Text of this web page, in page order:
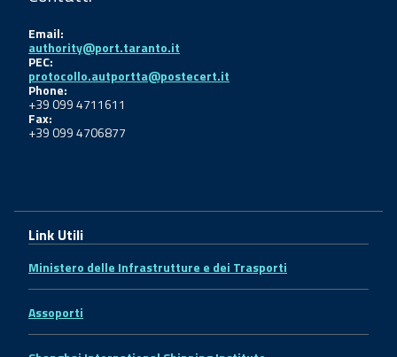
Email:
authority@port.taranto.it
PEC:
protocollo.autportta@postecert.it
Phone:
+39 099 4711611
Fax:
+39 099 4706877
Link Utili
Ministero delle Infrastrutture e dei Trasporti
Assoporti